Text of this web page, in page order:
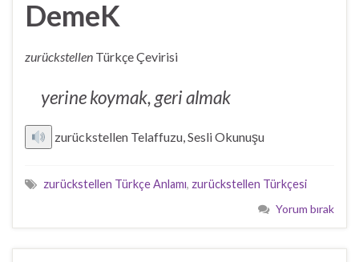
DemeK
zurückstellen Türkçe Çevirisi
yerine koymak, geri almak
zurückstellen Telaffuzu, Sesli Okunuşu
zurückstellen Türkçe Anlamı, zurückstellen Türkçesi
Yorum bırak